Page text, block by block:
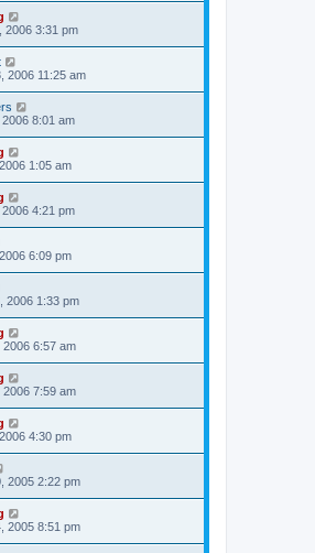
2006 3:31 pm
2006 11:25 am
8:01 am
1:05 am
4:21 pm
6:09 pm
2006 1:33 pm
6:57 am
2006 7:59 am
4:30 pm
2005 2:22 pm
2005 8:51 pm